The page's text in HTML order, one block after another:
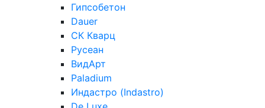
Гипсобетон
Dauer
СК Кварц
Русеан
ВидАрт
Paladium
Индастро (Indastro)